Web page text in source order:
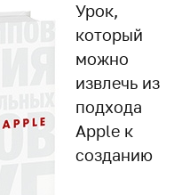
Урок,
который
можно
извлечь из
подхода
Apple к
созданию